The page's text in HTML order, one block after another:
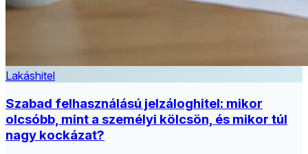
Lakáshitel
Szabad felhasználású jelzáloghitel: mikor
olcsóbb, mint a személyi kölcsön, és mikor túl
nagy kockázat?